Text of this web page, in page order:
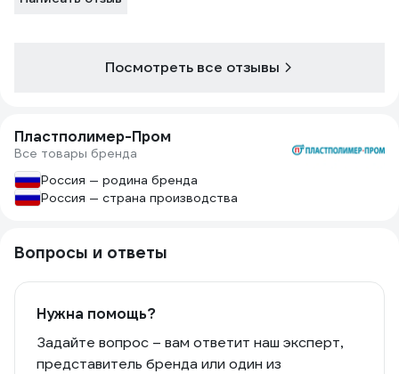
Посмотреть все отзывы
Пластполимер-Пром
Все товары бренда
Россия — родина бренда
Россия — страна производства
Вопросы и ответы
Нужна помощь?
Задайте вопрос – вам ответит наш эксперт,
представитель бренда или один из